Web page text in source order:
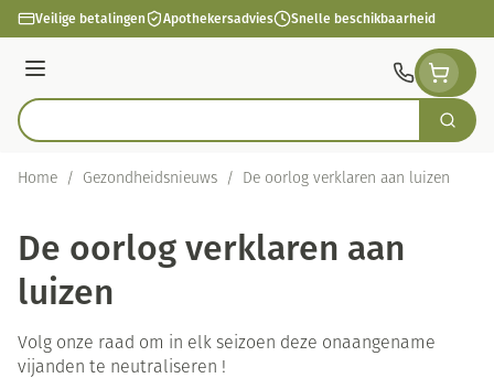
Ga naar de inhoud
Veilige betalingen Apothekersadvies Snelle beschikbaarheid
Menu
Product, merk, categorie... Zoek
Home / Gezondheidsnieuws / De oorlog verklaren aan luizen
De oorlog verklaren aan
luizen
Volg onze raad om in elk seizoen deze onaangename
vijanden te neutraliseren !